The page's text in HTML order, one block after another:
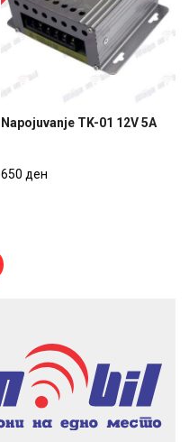
Napojuvanje TK-01 12V 5A
650 ден